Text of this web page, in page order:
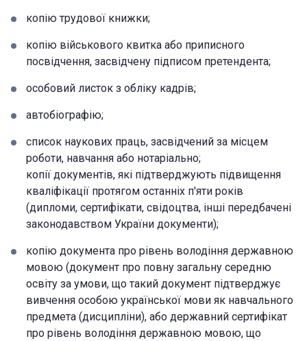
копію трудової книжки;
копію військового квитка або приписного
посвідчення, засвідчену підписом претендента;
особовий листок з обліку кадрів;
автобіографію;
список наукових праць, засвідчений за місцем
роботи, навчання або нотаріально;
копії документів, які підтверджують підвищення
кваліфікації протягом останніх п'яти років
(дипломи, сертифікати, свідоцтва, інші передбачені
законодавством України документи);
копію документа про рівень володіння державною
мовою (документ про повну загальну середню
освіту за умови, що такий документ підтверджує
вивчення особою української мови як навчального
предмета (дисципліни), або державний сертифікат
про рівень володіння державною мовою, що